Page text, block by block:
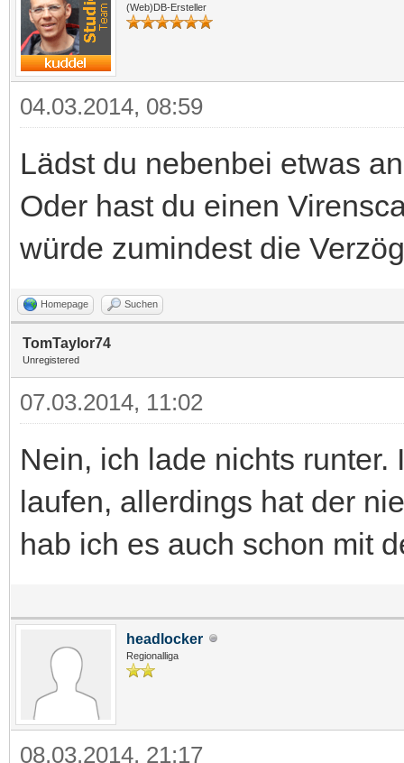
(Web)DB-Ersteller
04.03.2014, 08:59
Lädst du nebenbei etwas
Oder hast du einen
würde zumindest die
Homepage Suchen
TomTaylor74
Unregistered
07.03.2014, 11:02
Nein, ich lade nichts
laufen, allerdings hat der
hab ich es auch schon mit
headlocker
Regionalliga
08.03.2014, 21:17